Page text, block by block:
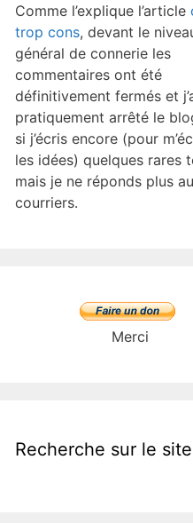
Comme l’explique l’article
trop cons, devant le
général de connerie les
commentaires ont été
définitivement fermés et
pratiquement arrêté le
si j’écris encore (pour
les idées) quelques rares
mais je ne réponds plus
courriers.
Merci
Recherche sur le site